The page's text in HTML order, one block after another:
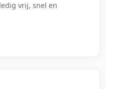
vrij, snel en